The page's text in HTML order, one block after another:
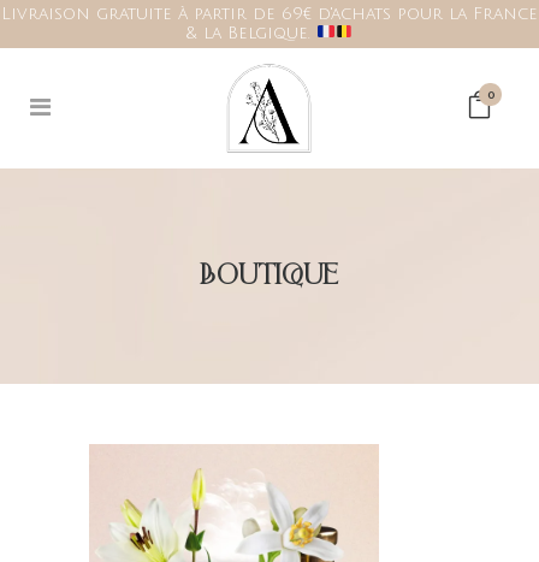
Livraison gratuite à partir de 69€ d'achats pour la France
& la Belgique.
0
BOUTIQUE